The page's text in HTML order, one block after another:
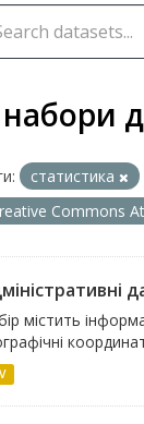
статистика
Commons
містить